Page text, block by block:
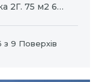
2Г. 75 м2 6
окрема
з 9 Поверхів